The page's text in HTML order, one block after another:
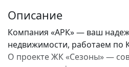
Описание
Компания «АРК» — ваш
недвижимости, работаем по
О проекте ЖК «Сезоны» —